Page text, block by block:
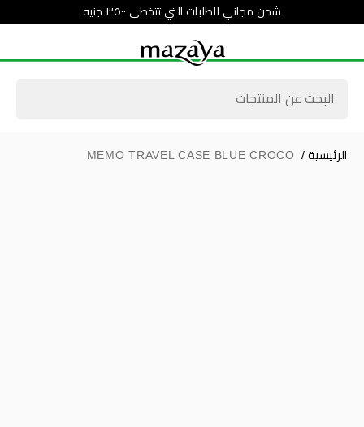
شحن مجاني للطلبات التي تتخطى ٣٥٠٠ جنيه
الرئيسية /
MEMO TRAVEL CASE BLUE CROCO